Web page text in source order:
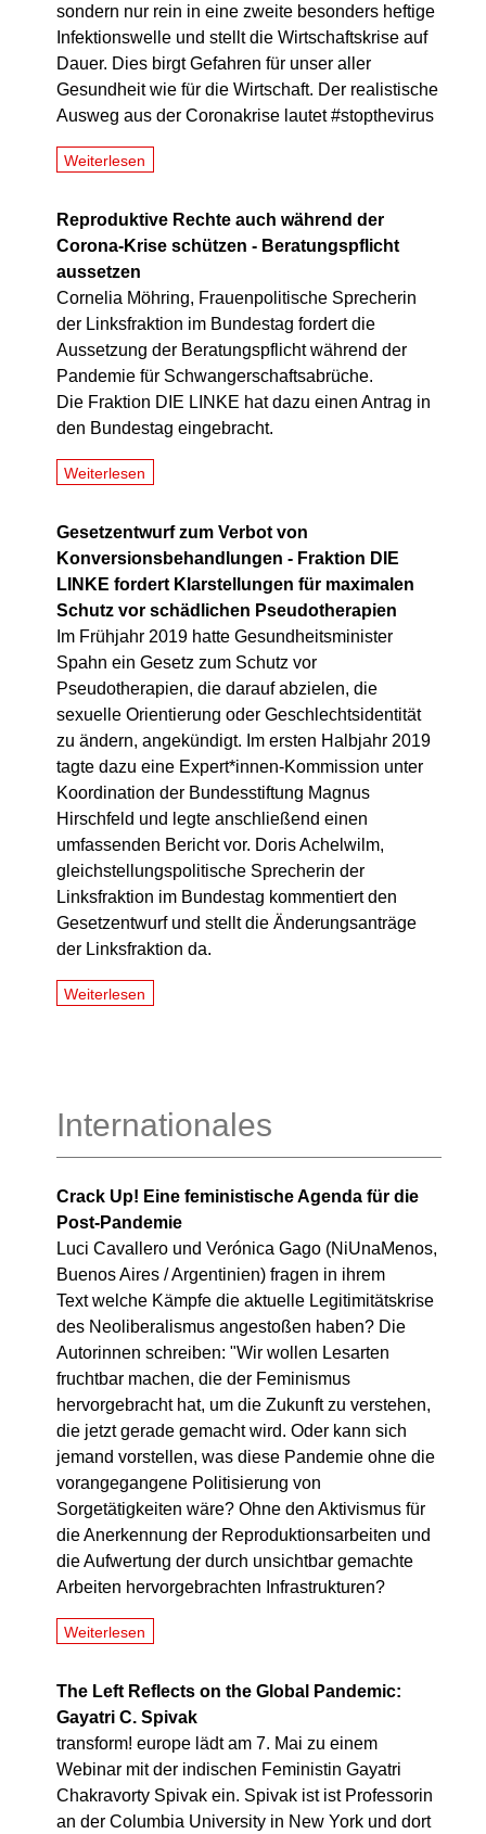
sondern nur rein in eine zweite besonders heftige
Infektionswelle und stellt die Wirtschaftskrise auf
Dauer. Dies birgt Gefahren für unser aller
Gesundheit wie für die Wirtschaft. Der realistische
Ausweg aus der Coronakrise lautet #stopthevirus
Weiterlesen
Reproduktive Rechte auch während der
Corona-Krise schützen - Beratungspflicht
aussetzen
Cornelia Möhring, Frauenpolitische Sprecherin
der Linksfraktion im Bundestag fordert die
Aussetzung der Beratungspflicht während der
Pandemie für Schwangerschaftsabrüche.
Die Fraktion DIE LINKE hat dazu einen Antrag in
den Bundestag eingebracht.
Weiterlesen
Gesetzentwurf zum Verbot von
Konversionsbehandlungen - Fraktion DIE
LINKE fordert Klarstellungen für maximalen
Schutz vor schädlichen Pseudotherapien
Im Frühjahr 2019 hatte Gesundheitsminister
Spahn ein Gesetz zum Schutz vor
Pseudotherapien, die darauf abzielen, die
sexuelle Orientierung oder Geschlechtsidentität
zu ändern, angekündigt. Im ersten Halbjahr 2019
tagte dazu eine Expert*innen-Kommission unter
Koordination der Bundesstiftung Magnus
Hirschfeld und legte anschließend einen
umfassenden Bericht vor. Doris Achelwilm,
gleichstellungspolitische Sprecherin der
Linksfraktion im Bundestag kommentiert den
Gesetzentwurf und stellt die Änderungsanträge
der Linksfraktion da.
Weiterlesen
Internationales
Crack Up! Eine feministische Agenda für die
Post-Pandemie
Luci Cavallero und Verónica Gago (NiUnaMenos,
Buenos Aires / Argentinien) fragen in ihrem
Text welche Kämpfe die aktuelle Legitimitätskrise
des Neoliberalismus angestoßen haben? Die
Autorinnen schreiben: "Wir wollen Lesarten
fruchtbar machen, die der Feminismus
hervorgebracht hat, um die Zukunft zu verstehen,
die jetzt gerade gemacht wird. Oder kann sich
jemand vorstellen, was diese Pandemie ohne die
vorangegangene Politisierung von
Sorgetätigkeiten wäre? Ohne den Aktivismus für
die Anerkennung der Reproduktionsarbeiten und
die Aufwertung der durch unsichtbar gemachte
Arbeiten hervorgebrachten Infrastrukturen?
Weiterlesen
The Left Reflects on the Global Pandemic:
Gayatri C. Spivak
transform! europe lädt am 7. Mai zu einem
Webinar mit der indischen Feministin Gayatri
Chakravorty Spivak ein. Spivak ist ist Professorin
an der Columbia University in New York und dort